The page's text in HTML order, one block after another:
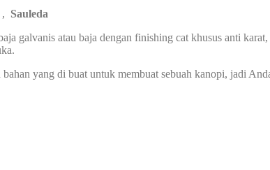
, Sauleda
galvanis atau baja dengan finishing cat khusus anti
yang di buat untuk membuat sebuah kanopi, jadi